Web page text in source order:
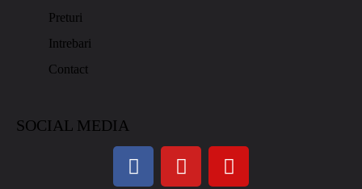
Preturi
Intrebari
Contact
SOCIAL MEDIA